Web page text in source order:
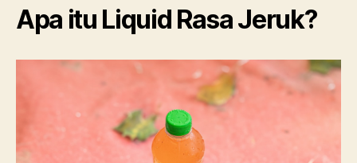
Apa itu Liquid Rasa Jeruk?